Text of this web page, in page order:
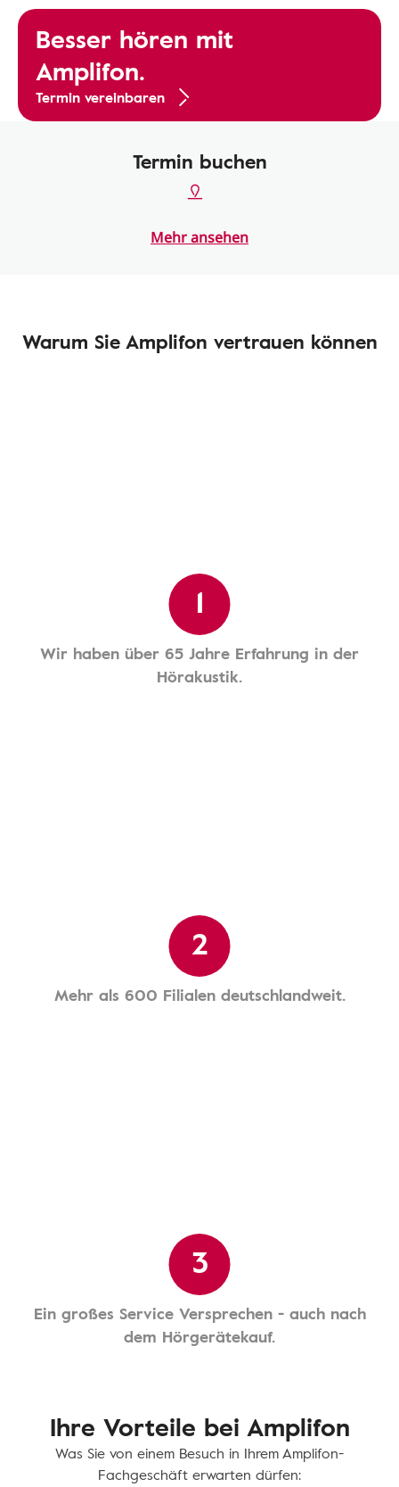
Besser hören mit
Amplifon.
Termin vereinbaren
Termin buchen
Mehr ansehen
Warum Sie Amplifon vertrauen können
1
Wir haben über 65 Jahre Erfahrung in der
Hörakustik.
2
Mehr als 600 Filialen deutschlandweit.
3
Ein großes Service Versprechen - auch nach
dem Hörgerätekauf.
Ihre Vorteile bei Amplifon
Was Sie von einem Besuch in Ihrem Amplifon-
Fachgeschäft erwarten dürfen: